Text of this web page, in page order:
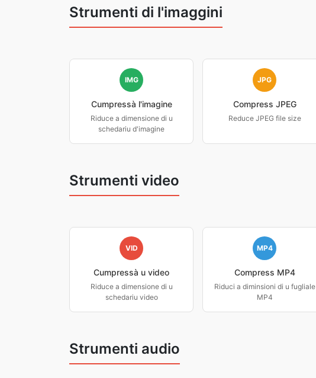
Strumenti di l'imaggini
IMG
Cumpressà l'imagine
Riduce a dimensione di u
schedariu d'imagine
JPG
Compress JPEG
Reduce JPEG file size
Strumenti video
VID
Cumpressà u video
Riduce a dimensione di u
schedariu video
MP4
Compress MP4
Riduci a diminsioni di u fugliale
MP4
Strumenti audio